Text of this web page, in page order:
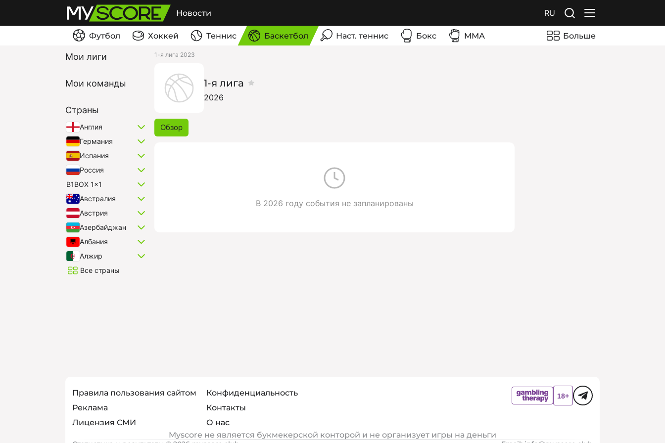
Новости RU
Футбол Хоккей Теннис Баскетбол Наст. теннис Бокс ММА Больше
Мои лиги
Мои команды
Страны
Англия
Германия
Испания
Россия
B1BOX 1x1
Австралия
Австрия
Азербайджан
Албания
Алжир
Все страны
1-я лига 2023
1-я лига
2026
Обзор
В 2026 году события не запланированы
Правила пользования сайтом
Конфиденциальность
Реклама
Контакты
Лицензия СМИ
О нас
Myscore не является букмекерской конторой и не организует игры на деньги